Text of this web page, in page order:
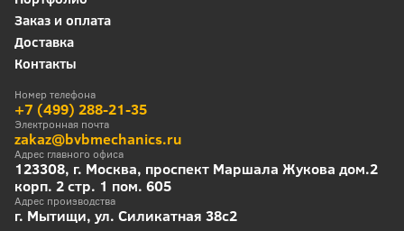
Заказ и оплата
Доставка
Контакты
Номер телефона
+7 (499) 288-21-35
Электронная почта
zakaz@bvbmechanics.ru
Адрес главного офиса
123308, г. Москва, проспект Маршала Жукова дом.2
корп. 2 стр. 1 пом. 605
Адрес производства
г. Мытищи, ул. Силикатная 38с2